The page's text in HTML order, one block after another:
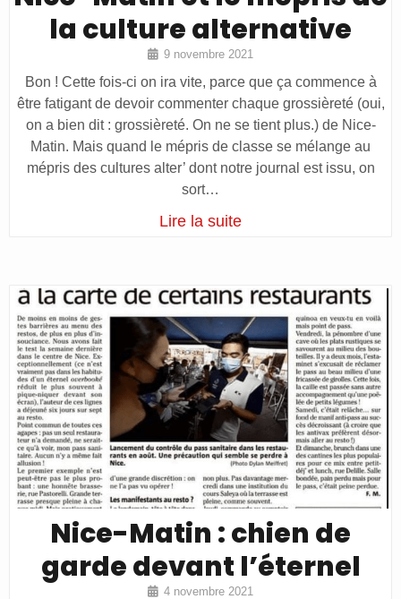
la culture alternative
9 novembre 2021
Bon ! Cette fois-ci on ira vite, parce que ça commence à
être fatigant de devoir commenter chaque grossièreté (oui,
on a bien dit : grossièreté. On ne se tient plus.) de Nice-
Matin. Mais quand le mépris de classe se mélange au
mépris des cultures alter’ dont notre journal est issu, on
sort…
Lire la suite
Nice-Matin : chien de
garde devant l’éternel
4 novembre 2021